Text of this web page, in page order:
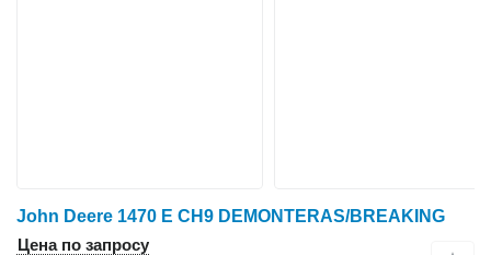
John Deere 1470 E CH9 DEMONTERAS/BREAKING
Цена по запросу